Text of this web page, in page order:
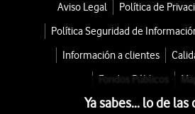
Aviso Legal
Política de
Política Seguridad de
Información a clientes
Fondos Públicos
Ya sabes... lo de las